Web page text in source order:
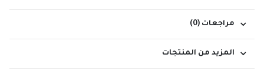
مراجعات (0)
المزيد من المنتجات